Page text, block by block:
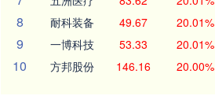
8 耐科装备 49.67 20.01%
9 一博科技 53.33 20.01%
10 方邦股份 146.16 20.00%